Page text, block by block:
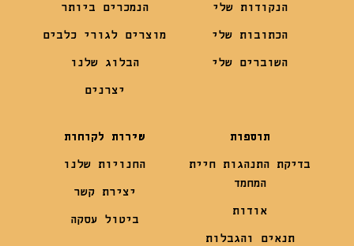
הנקודות שלי
הכתובות שלי
השוברים שלי
הנמכרים ביותר
מוצרים לגורי כלבים
הבלוג שלנו
יצרנים
תוספות
בדיקת התנהגות חיית
המחמד
אודות
תנאים והגבלות
שירות לקוחות
החנויות שלנו
יצירת קשר
ביטול עסקה